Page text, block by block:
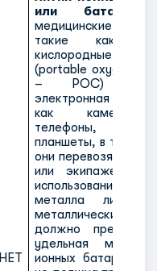
НЕТ
или батареи
медицинские
такие как
кислородные
(portable oxygen
– POC) и
электронная
как камеры,
телефоны,
планшеты, в том
они перевозятся
или экипажем
использования.
металла лития
металлических
должно
удельная
ионных батарей в